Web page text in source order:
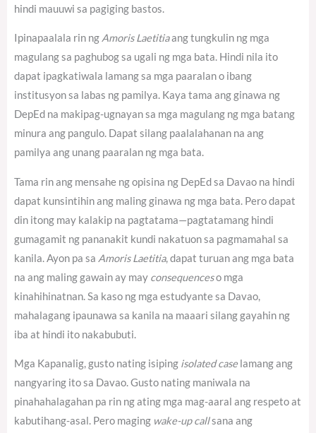
hindi mauuwi sa pagiging bastos.
Ipinapaalala rin ng Amoris Laetitiaang tungkulin ng mga
magulang sa paghubog sa ugali ng mga bata. Hindi nila ito
dapat ipagkatiwala lamang sa mga paaralan o ibang
institusyon sa labas ng pamilya. Kaya tama ang ginawa ng
DepEd na makipag-ugnayan sa mga magulang ng mga batang
minura ang pangulo. Dapat silang paalalahanan na ang
pamilya ang unang paaralan ng mga bata.
Tama rin ang mensahe ng opisina ng DepEd sa Davao na hindi
dapat kunsintihin ang maling ginawa ng mga bata. Pero dapat
din itong may kalakip na pagtatama—pagtatamang hindi
gumagamit ng pananakit kundi nakatuon sa pagmamahal sa
kanila. Ayon pa sa Amoris Laetitia, dapat turuan ang mga bata
na ang maling gawain ay may consequenceso mga
kinahihinatnan.Sa kaso ng mga estudyante sa Davao,
mahalagang ipaunawa sa kanila na maaari silang gayahin ng
iba at hindi ito nakabubuti.
Mga Kapanalig, gusto nating isiping isolated caselamang ang
nangyaring ito sa Davao. Gusto nating maniwala na
pinahahalagahan pa rin ng ating mga mag-aaral ang respeto at
kabutihang-asal. Pero maging wake-up callsana ang